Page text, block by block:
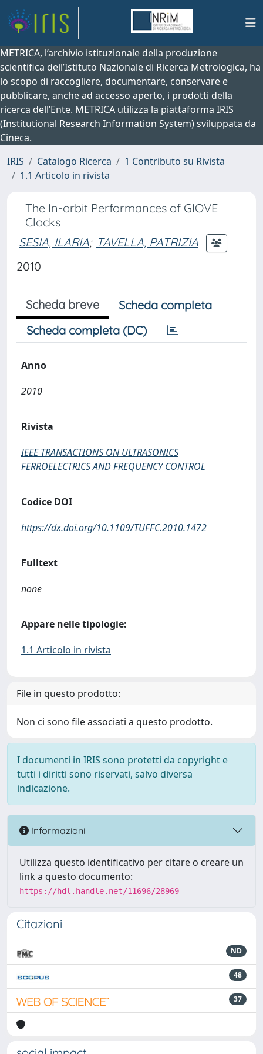
METRICA, l’archivio istituzionale della produzione
scientifica dell’Istituto Nazionale di Ricerca Metrologica, ha
lo scopo di raccogliere, documentare, conservare e
pubblicare, anche ad accesso aperto, i prodotti della
ricerca dell’Ente. METRICA utilizza la piattaforma IRIS
(Institutional Research Information System) sviluppata da
Cineca.
IRIS
Catalogo Ricerca
1 Contributo su Rivista
1.1 Articolo in rivista
The In-orbit Performances of GIOVE
Clocks
SESIA, ILARIA; TAVELLA, PATRIZIA
2010
Scheda breve
Scheda completa
Scheda completa (DC)
Anno
2010
Rivista
IEEE TRANSACTIONS ON ULTRASONICS
FERROELECTRICS AND FREQUENCY CONTROL
Codice DOI
https://dx.doi.org/10.1109/TUFFC.2010.1472
Fulltext
none
Appare nelle tipologie:
1.1 Articolo in rivista
File in questo prodotto:
Non ci sono file associati a questo prodotto.
I documenti in IRIS sono protetti da copyright e
tutti i diritti sono riservati, salvo diversa
indicazione.
Informazioni
Utilizza questo identificativo per citare o creare un
link a questo documento:
https://hdl.handle.net/11696/28969
Citazioni
ND
48
37